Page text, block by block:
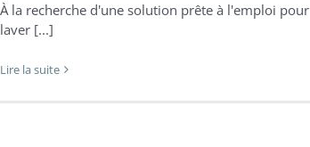
À la recherche d'une solution prête à l'emploi pour
laver [...]
Lire la suite